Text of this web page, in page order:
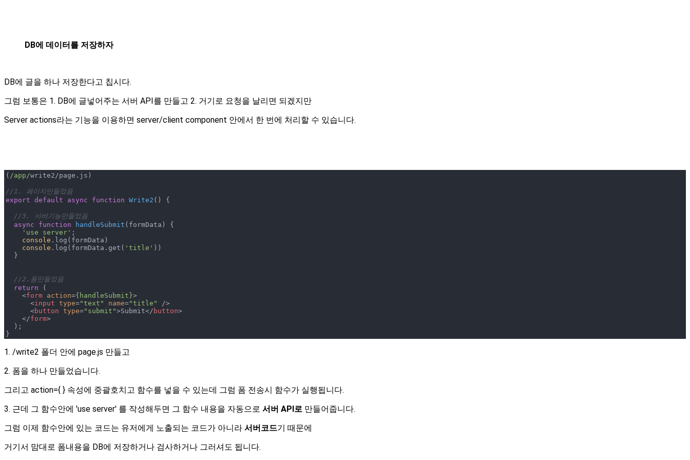
DB에 데이터를 저장하자
DB에 글을 하나 저장한다고 칩시다.
그럼 보통은 1. DB에 글넣어주는 서버 API를 만들고 2. 거기로 요청을 날리면 되겠지만
Server actions라는 기능을 이용하면 server/client component 안에서 한 번에 처리할 수 있습니다.
( /app/write2/page.js)
//1. 페이지만들었음
export default async function Write2 ( ) {
//3. 서버기능만들었음
async
function handleSubmit ( formData ) {
'use server' ;
console .log(formData)
console .log(formData.get( 'title' ))
  }
//2.폼만들었음
return (
<form action={handleSubmit}>
<input type="text" name="title"
/>
<button type="submit">Submit</ button>
</form>
  );
}
1. /write2 폴더 안에 page.js 만들고
2. 폼을 하나 만들었습니다.
그리고 action={ } 속성에 중괄호치고 함수를 넣을 수 있는데 그럼 폼 전송시 함수가 실행됩니다.
3. 근데 그 함수안에 'use server' 를 작성해두면 그 함수 내용을 자동으로 서버 API로 만들어줍니다.
그럼 이제 함수안에 있는 코드는 유저에게 노출되는 코드가 아니라 서버코드기 때문에
거기서 맘대로 폼내용을 DB에 저장하거나 검사하거나 그러셔도 됩니다.